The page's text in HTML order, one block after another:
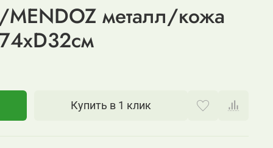
металл/кожа
Купить в 1 клик